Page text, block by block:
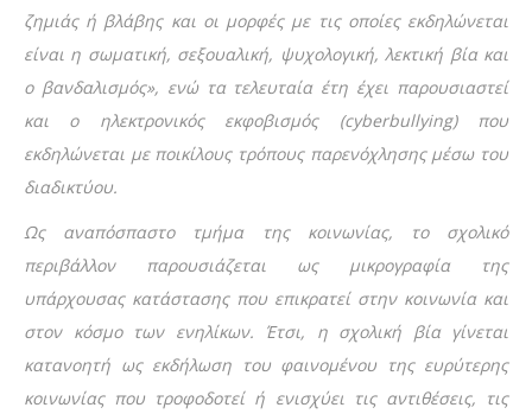
ζημιάς ή βλάβης και οι μορφές με τις οποίες εκδηλώνεται
είναι η σωματική, σεξουαλική, ψυχολογική, λεκτική βία και
ο βανδαλισμός», ενώ τα τελευταία έτη έχει παρουσιαστεί
και ο ηλεκτρονικός εκφοβισμός (cyberbullying) που
εκδηλώνεται με ποικίλους τρόπους παρενόχλησης μέσω του
διαδικτύου.
Ως αναπόσπαστο τμήμα της κοινωνίας, το σχολικό
περιβάλλον παρουσιάζεται ως μικρογραφία της
υπάρχουσας κατάστασης που επικρατεί στην κοινωνία και
στον κόσμο των ενηλίκων. Έτσι, η σχολική βία γίνεται
κατανοητή ως εκδήλωση του φαινομένου της ευρύτερης
κοινωνίας που τροφοδοτεί ή ενισχύει τις αντιθέσεις, τις